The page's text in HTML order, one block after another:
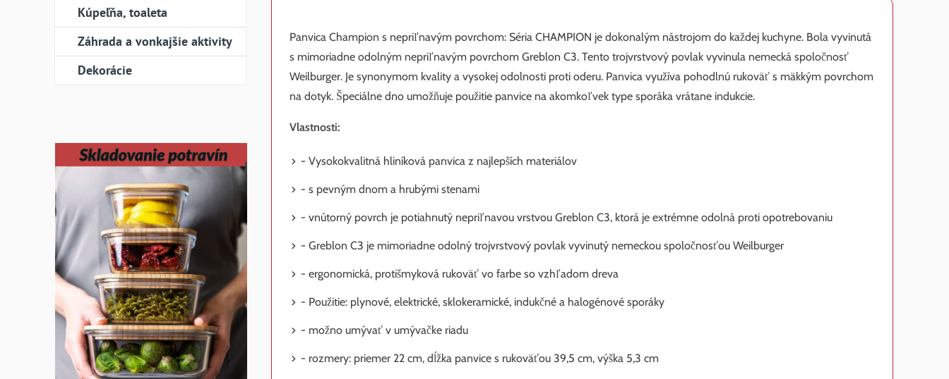
Kúpeľňa, toaleta
Záhrada a vonkajšie aktivity
Dekorácie
Panvica Champion s nepriľnavým povrchom: Séria CHAMPION je dokonalým nástrojom do každej kuchyne. Bola vyvinutá
s mimoriadne odolným nepriľnavým povrchom Greblon C3. Tento trojvrstvový povlak vyvinula nemecká spoločnosť
Weilburger. Je synonymom kvality a vysokej odolnosti proti oderu. Panvica využíva pohodlnú rukoväť s mäkkým povrchom
na dotyk. Špeciálne dno umožňuje použitie panvice na akomkoľvek type sporáka vrátane indukcie.
Vlastnosti:
- Vysokokvalitná hliníková panvica z najlepších materiálov
- s pevným dnom a hrubými stenami
- vnútorný povrch je potiahnutý nepriľnavou vrstvou Greblon C3, ktorá je extrémne odolná proti opotrebovaniu
- Greblon C3 je mimoriadne odolný trojvrstvový povlak vyvinutý nemeckou spoločnosťou Weilburger
- ergonomická, protišmyková rukoväť vo farbe so vzhľadom dreva
- Použitie: plynové, elektrické, sklokeramické, indukčné a halogénové sporáky
- možno umývať v umývačke riadu
- rozmery: priemer 22 cm, dĺžka panvice s rukoväťou 39,5 cm, výška 5,3 cm